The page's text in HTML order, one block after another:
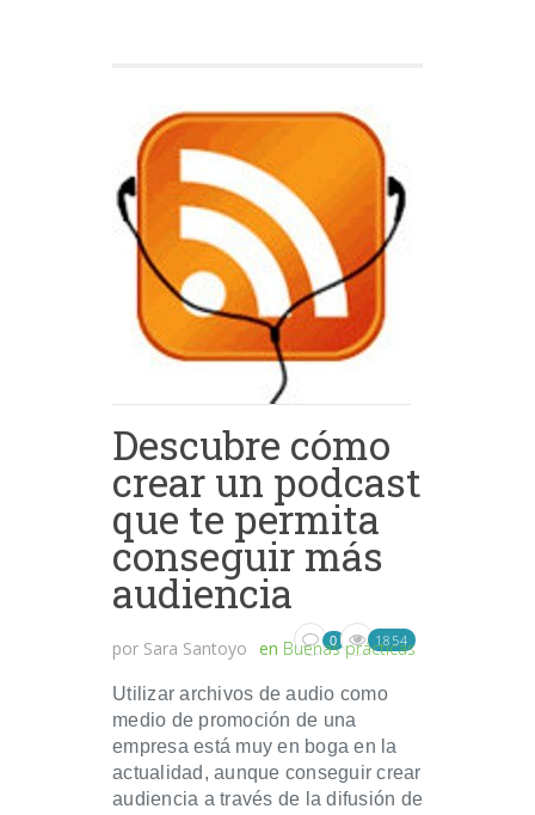
Descubre cómo
crear un podcast
que te permita
conseguir más
audiencia
por Sara Santoyo en Buenas prácticas
0 1854
Utilizar archivos de audio como
medio de promoción de una
empresa está muy en boga en la
actualidad, aunque conseguir crear
audiencia a través de la difusión de